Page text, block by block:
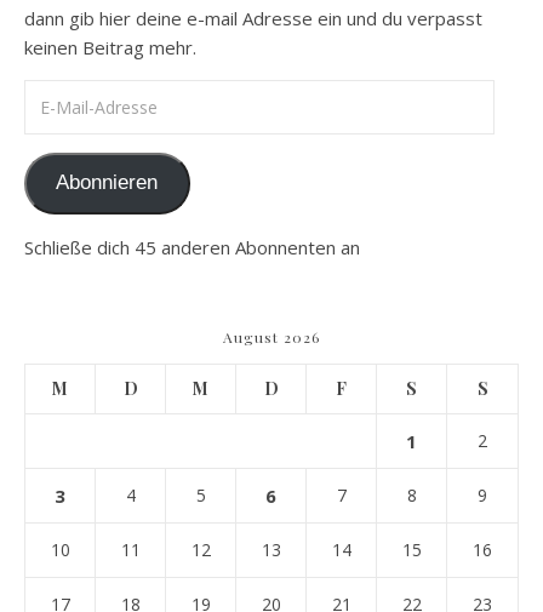
dann gib hier deine e-mail Adresse ein und du verpasst
keinen Beitrag mehr.
Abonnieren
Schließe dich 45 anderen Abonnenten an
August 2026
M D M D F S S
1 2
3 4 5 6 7 8 9
10 11 12 13 14 15 16
17 18 19 20 21 22 23